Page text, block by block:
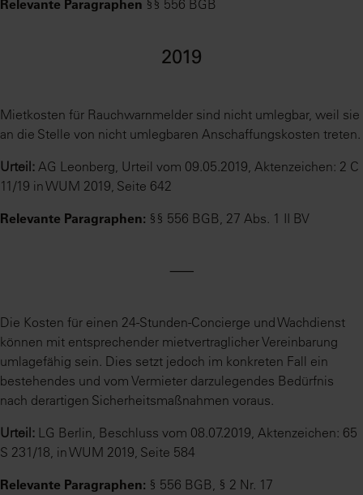
Relevante Paragraphen §§ 556 BGB
2019
Mietkosten für Rauchwarnmelder sind nicht umlegbar, weil sie
an die Stelle von nicht umlegbaren Anschaffungskosten treten.
Urteil: AG Leonberg, Urteil vom 09.05.2019, Aktenzeichen: 2 C
11/19 in WUM 2019, Seite 642
Relevante Paragraphen: §§ 556 BGB, 27 Abs. 1 II BV
⸺
Die Kosten für einen 24-Stunden-Concierge und Wachdienst
können mit entsprechender mietvertraglicher Vereinbarung
umlagefähig sein. Dies setzt jedoch im konkreten Fall ein
bestehendes und vom Vermieter darzulegendes Bedürfnis
nach derartigen Sicherheitsmaßnahmen voraus.
Urteil: LG Berlin, Beschluss vom 08.07.2019, Aktenzeichen: 65
S 231/18, in WUM 2019, Seite 584
Relevante Paragraphen: § 556 BGB, § 2 Nr. 17